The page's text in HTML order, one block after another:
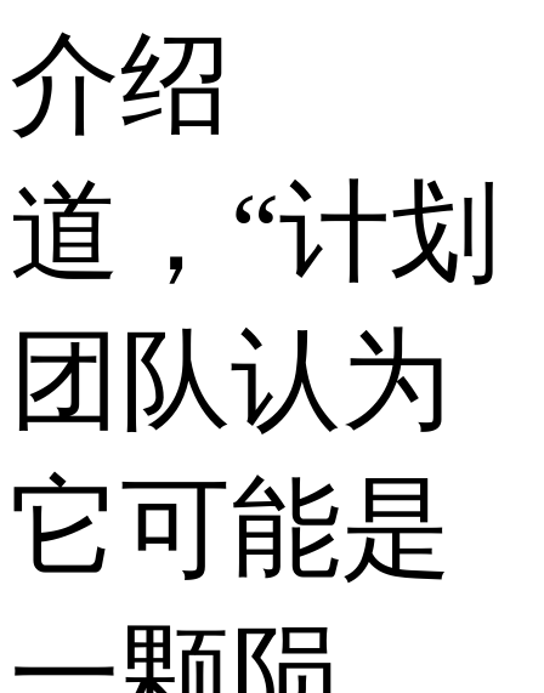
介绍
道，“计划
团队认为
它可能是